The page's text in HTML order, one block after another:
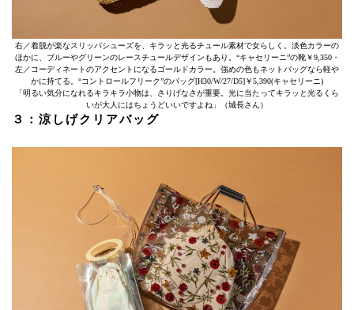
右／着脱が楽なスリッパシューズを、キラッと光るチュール素材で女らしく。淡色カラーの
ほかに、ブルーやグリーンのレースチュールデザインもあり。“キャセリーニ”の靴￥9,350・
左／コーディネートのアクセントになるゴールドカラー。強めの色もネットバッグなら軽や
かに持てる。“コントロールフリーク”のバッグ[H30/W/27/D5]￥5,390(キャセリーニ)
「明るい気分になれるキラキラ小物は、さりげなさが重要。光に当たってキラッと光るくら
いが大人にはちょうどいいですよね」（城長さん）
３：涼しげクリアバッグ